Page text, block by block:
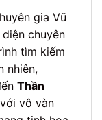
gia Vũ
chuyên
tìm kiếm
nhiên,
Thần
vô vàn